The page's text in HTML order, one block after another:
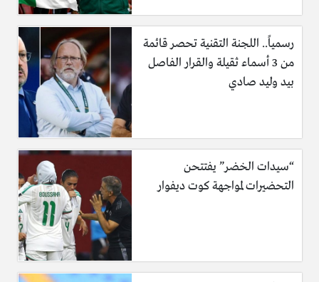
رسمياً.. اللجنة التقنية تحصر قائمة
من 3 أسماء ثقيلة والقرار الفاصل
بيد وليد صادي
“سيدات الخضر” يفتتحن
التحضيرات لمواجهة كوت ديفوار